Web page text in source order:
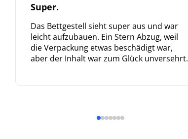
Super.
Das Bettgestell sieht super aus und war
leicht aufzubauen. Ein Stern Abzug, weil
die Verpackung etwas beschädigt war,
aber der Inhalt war zum Glück unversehrt.